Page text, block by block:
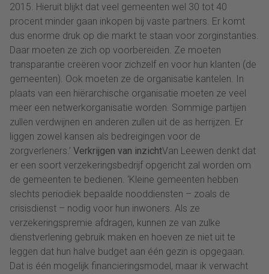
2015. Hieruit blijkt dat veel gemeenten wel 30 tot 40
procent minder gaan inkopen bij vaste partners. Er komt
dus enorme druk op die markt te staan voor zorginstanties.
Daar moeten ze zich op voorbereiden. Ze moeten
transparantie creëren voor zichzelf en voor hun klanten (de
gemeenten). Ook moeten ze de organisatie kantelen. In
plaats van een hiërarchische organisatie moeten ze veel
meer een netwerkorganisatie worden. Sommige partijen
zullen verdwijnen en anderen zullen uit de as herrijzen. Er
liggen zowel kansen als bedreigingen voor de
zorgverleners.’ Verkrijgen van inzichtVan Leewen denkt dat
er een soort verzekeringsbedrijf opgericht zal worden om
de gemeenten te bedienen. ‘Kleine gemeenten hebben
slechts periodiek bepaalde nooddiensten – zoals de
crisisdienst – nodig voor hun inwoners. Als ze
verzekeringspremie afdragen, kunnen ze van zulke
dienstverlening gebruik maken en hoeven ze niet uit te
leggen dat hun halve budget aan één gezin is opgegaan.
Dat is één mogelijk financieringsmodel, maar ik verwacht